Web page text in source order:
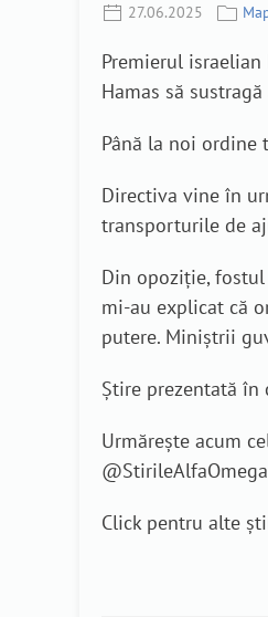
27.06.2025
Premierul
Hamas să
Până la noi ordine
Directiva vine în
transporturile de
Din opoziție,
mi-au explicat că
putere. Miniștrii
Știre prezentată în
Urmărește acum
Click pentru alte